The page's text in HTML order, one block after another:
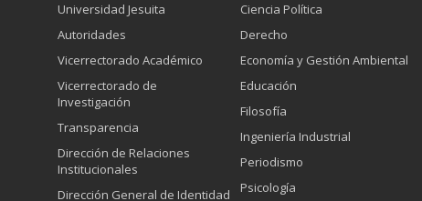
Universidad Jesuita
Autoridades
Vicerrectorado Académico
Vicerrectorado de
Investigación
Transparencia
Dirección de Relaciones
Institucionales
Dirección General de Identidad
Ciencia Política
Derecho
Economía y Gestión Ambiental
Educación
Filosofía
Ingeniería Industrial
Periodismo
Psicología